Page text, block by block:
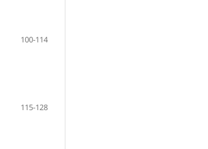
100-114
115-128